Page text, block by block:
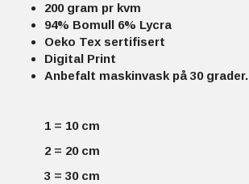
200 gram pr kvm
94% Bomull 6% Lycra
Oeko Tex sertifisert
Digital Print
Anbefalt maskinvask på 30 grader.
1 = 10 cm
2 = 20 cm
3 = 30 cm